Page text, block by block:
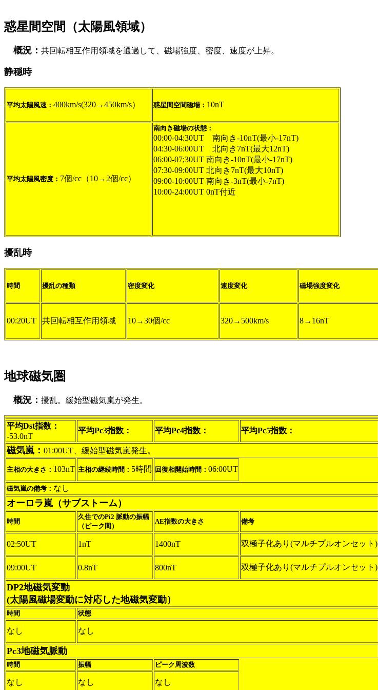
惑星間空間（太陽風領域）
概況： 共回転相互作用領域を通過して、磁場強度、密度、速度が上昇。
静穏時
平均太陽風速： 400km/s(320→450km/s） 惑星間空間磁場： 10nT
平均太陽風密度： 7個/cc（10→2個/cc）
南向き磁場の状態：
00:00-04:30UT 南向き-10nT(最小-17nT)
04:30-06:00UT 北向き7nT(最大12nT)
06:00-07;30UT 南向き-10nT(最小-17nT)
07:30-09:00UT 北向き7nT(最大10nT)
09:00-10:00UT 南向き-3nT(最小-7nT)
10:00-24:00UT 0nT付近
擾乱時
時間 擾乱の種類 密度変化 速度変化 磁場強度変化
00:20UT 共回転相互作用領域 10→30個/cc 320→500km/s 8→16nT
地球磁気圏
概況： 擾乱。緩始型磁気嵐が発生。
平均Dst指数：
-53.0nT
平均Pc3指数： 平均Pc4指数： 平均Pc5指数：
磁気嵐： 01:00UT、緩始型磁気嵐発生。
主相の大きさ： 103nT 主相の継続時間： 5時間 回復相開始時間： 06:00UT
磁気嵐の備考： なし
オーロラ嵐（サブストーム）
時間
久住でのPi2 脈動の振幅
（ピーク間）
AE指数の大きさ 備考
02:50UT 1nT 1400nT 双極子化あり(マルチプルオンセット)
09:00UT 0.8nT 800nT 双極子化あり(マルチプルオンセット)
DP2地磁気変動
(太陽風磁場変動に対応した地磁気変動）
時間 状態
なし なし
Pc3地磁気脈動
時間 振幅 ピーク周波数
なし なし なし